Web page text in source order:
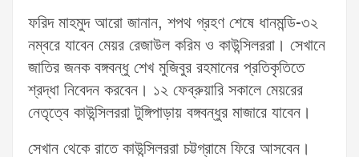
ফরিদ মাহমুদ আরো জানান, শপথ গ্রহণ শেষে ধানমন্ডি-৩২
নম্বরে যাবেন মেয়র রেজাউল করিম ও কাউন্সিলররা। সেখানে
জাতির জনক বঙ্গবন্ধু শেখ মুজিবুর রহমানের প্রতিকৃতিতে
শ্রদ্ধা নিবেদন করবেন। ১২ ফেব্রুয়ারি সকালে মেয়রের
নেতৃত্বে কাউন্সিলররা টুঙ্গিপাড়ায় বঙ্গবন্ধুর মাজারে যাবেন।
সেখান থেকে রাতে কাউন্সিলররা চট্টগ্রামে ফিরে আসবেন।